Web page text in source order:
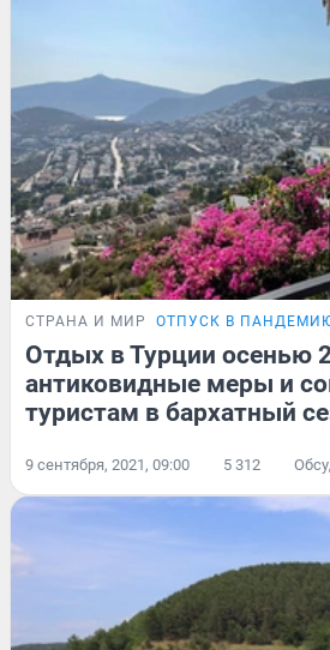
СТРАНА И МИР ОТПУСК В
Отдых в Турции осенью
антиковидные меры и
туристам в бархатный
9 сентября, 2021, 09:00 5 312